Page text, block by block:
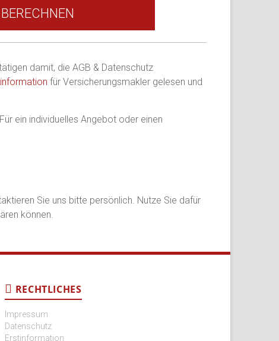
BERECHNEN
damit, die AGB & Datenschutz
für Versicherungsmakler gelesen und
ein individuelles Angebot oder einen
Sie uns bitte persönlich. Nutze Sie dafür
können.
RECHTLICHES
Impressum
Datenschutz
Erstinformation